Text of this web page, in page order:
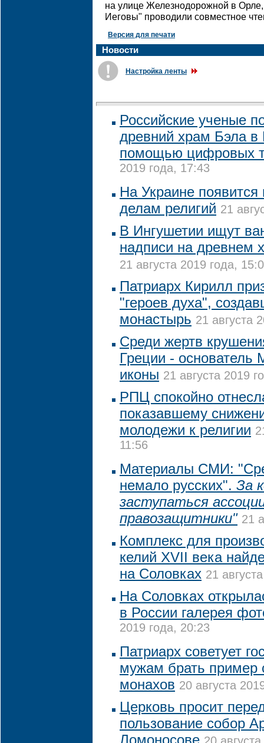
на улице Железнодорожной в
Иеговы" проводили совместное
Версия для печати
Новости
Настройка ленты
Российские ученые
древний храм Бэла
помощью цифровых
2019 года, 17:43
На Украине появится
делам религий 21
В Ингушетии ищут
надписи на древнем
21 августа 2019 года,
Патриарх Кирилл
"героев духа",
монастырь 21 августа
Среди жертв
Греции - основатель
иконы 21 августа 2019
РПЦ спокойно
показавшему
молодежи к религии
11:56
Материалы СМИ:
немало русских". За
заступаться
правозащитники" 21
Комплекс для
келий XVII века
на Соловках 21
На Соловках
в России галерея
2019 года, 20:23
Патриарх советует
мужам брать пример
монахов 20 августа
Церковь просит
пользование собор
Ломоносове